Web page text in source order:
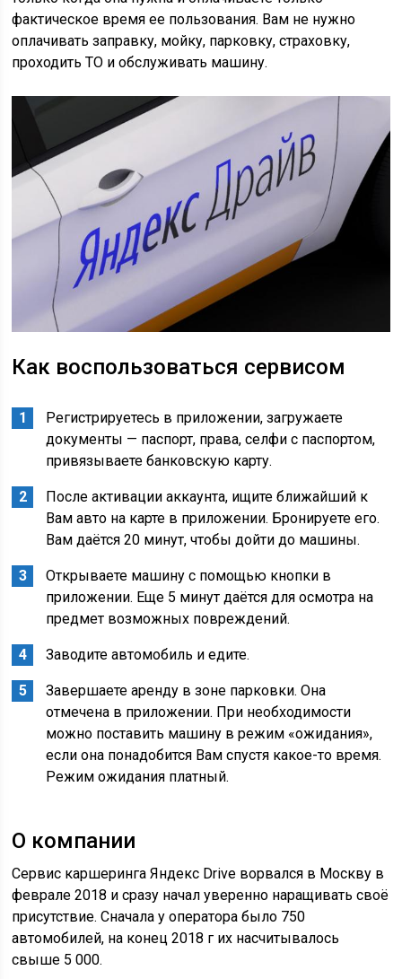
фактическое время ее пользования. Вам не нужно
оплачивать заправку, мойку, парковку, страховку,
проходить ТО и обслуживать машину.
Как воспользоваться сервисом
Регистрируетесь в приложении, загружаете
документы — паспорт, права, селфи с паспортом,
привязываете банковскую карту.
После активации аккаунта, ищите ближайший к
Вам авто на карте в приложении. Бронируете его.
Вам даётся 20 минут, чтобы дойти до машины.
Открываете машину с помощью кнопки в
приложении. Еще 5 минут даётся для осмотра на
предмет возможных повреждений.
Заводите автомобиль и едите.
Завершаете аренду в зоне парковки. Она
отмечена в приложении. При необходимости
можно поставить машину в режим «ожидания»,
если она понадобится Вам спустя какое-то время.
Режим ожидания платный.
О компании
Сервис каршеринга Яндекс Drive ворвался в Москву в
феврале 2018 и сразу начал уверенно наращивать своё
присутствие. Сначала у оператора было 750
автомобилей, на конец 2018 г их насчитывалось
свыше 5 000.